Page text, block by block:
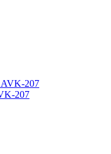
207